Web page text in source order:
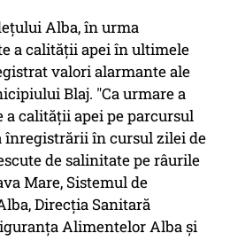
Alba, în urma
a calității apei în ultimele
valori alarmante ale
Blaj. "Ca urmare a
calităţii apei pe parcursul
înregistrării în cursul zilei de
de salinitate pe râurile
Mare, Sistemul de
Direcţia Sanitară
Alimentelor Alba şi